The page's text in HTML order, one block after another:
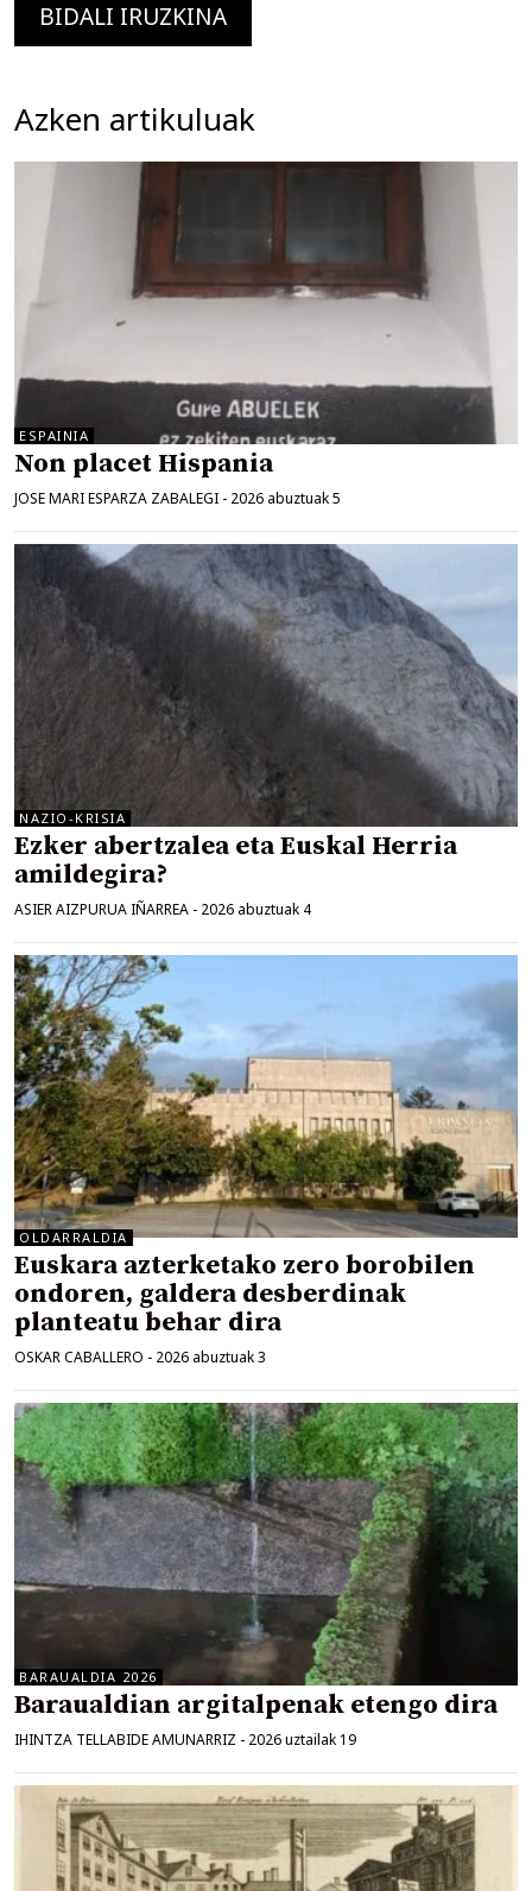
Azken artikuluak
ESPAINIA
Non placet Hispania
JOSE MARI ESPARZA ZABALEGI - 2026 abuztuak 5
NAZIO-KRISIA
Ezker abertzalea eta Euskal Herria
amildegira?
ASIER AIZPURUA IÑARREA - 2026 abuztuak 4
OLDARRALDIA
Euskara azterketako zero borobilen
ondoren, galdera desberdinak
planteatu behar dira
OSKAR CABALLERO - 2026 abuztuak 3
BARAUALDIA 2026
Baraualdian argitalpenak etengo dira
IHINTZA TELLABIDE AMUNARRIZ - 2026 uztailak 19